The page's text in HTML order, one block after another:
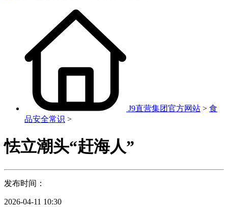
J9直营集团官方网站 > 食
品安全常识 >
怯立潮头“赶海人”
发布时间：
2026-04-11 10:30